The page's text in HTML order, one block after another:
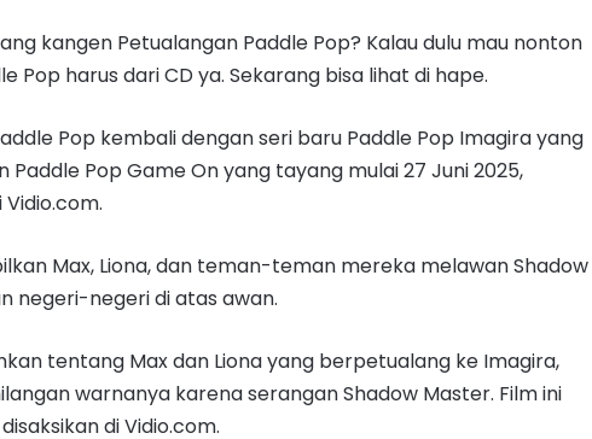
kangen Petualangan Paddle Pop? Kalau dulu mau nonton
Pop harus dari CD ya. Sekarang bisa lihat di hape.
Pop kembali dengan seri baru Paddle Pop Imagira yang
Paddle Pop Game On yang tayang mulai 27 Juni 2025,
Max, Liona, dan teman-teman mereka melawan Shadow
negeri-negeri di atas awan.
tentang Max dan Liona yang berpetualang ke Imagira,
warnanya karena serangan Shadow Master. Film ini
di Vidio.com.